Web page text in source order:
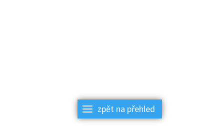
zpět na přehled